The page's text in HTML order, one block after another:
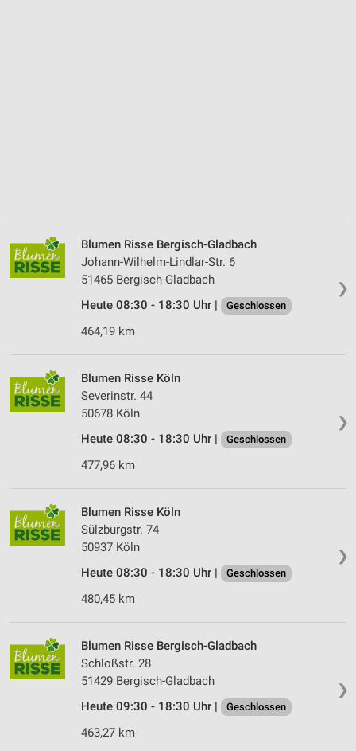
❯
Blumen Risse Bergisch-Gladbach
Johann-Wilhelm-Lindlar-Str. 6
51465 Bergisch-Gladbach
Heute 08:30 - 18:30 Uhr |
Geschlossen
464,19 km
❯
Blumen Risse Köln
Severinstr. 44
50678 Köln
Heute 08:30 - 18:30 Uhr |
Geschlossen
477,96 km
❯
Blumen Risse Köln
Sülzburgstr. 74
50937 Köln
Heute 08:30 - 18:30 Uhr |
Geschlossen
480,45 km
❯
Blumen Risse Bergisch-Gladbach
Schloßstr. 28
51429 Bergisch-Gladbach
Heute 09:30 - 18:30 Uhr |
Geschlossen
463,27 km